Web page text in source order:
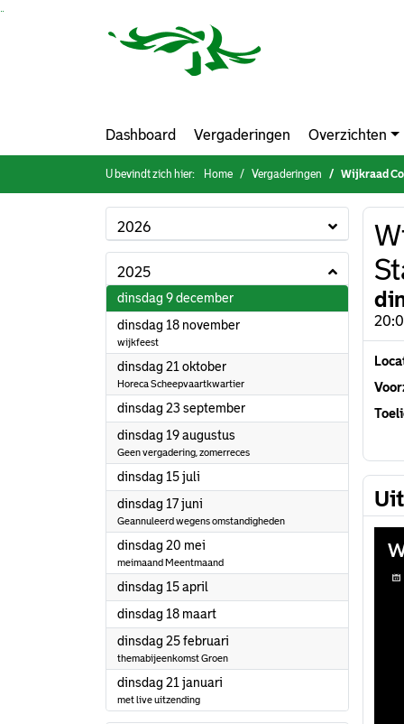
Ga naar de inhoud van deze pagina
Dashboard Vergaderingen Overzichten
U bevindt zich hier: Home Vergaderingen Wijkraad
2026
2025
dinsdag 9 december2025
dinsdag 18 november2025
wijkfeest
dinsdag 21 oktober2025
Horeca Scheepvaartkwartier
dinsdag 23 september2025
dinsdag 19 augustus
Geen vergadering, zomerreces
dinsdag 15 juli
dinsdag 17 juni
Geannuleerd wegens omstandigheden
dinsdag 20 mei
meimaand Meentmaand
dinsdag 15 april
dinsdag 18 maart2025
dinsdag 25 februari
themabijeenkomst Groen
dinsdag 21 januari
met live uitzending